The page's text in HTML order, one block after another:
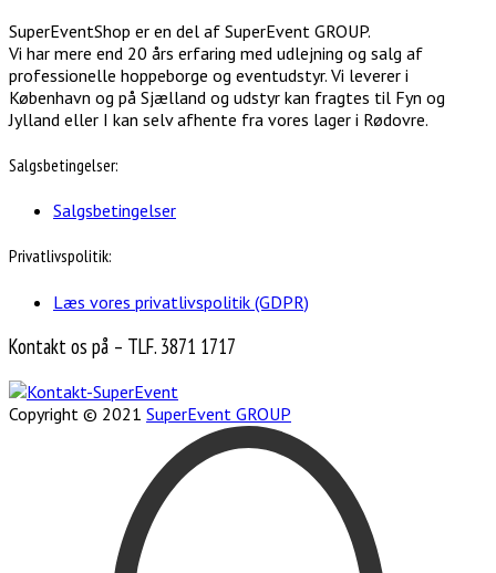
SuperEventShop er en del af SuperEvent GROUP.
Vi har mere end 20 års erfaring med udlejning og salg af
professionelle hoppeborge og eventudstyr. Vi leverer i
København og på Sjælland og udstyr kan fragtes til Fyn og
Jylland eller I kan selv afhente fra vores lager i Rødovre.
Salgsbetingelser:
Salgsbetingelser
Privatlivspolitik:
Læs vores privatlivspolitik (GDPR)
Kontakt os på – TLF. 3871 1717
Copyright © 2021 SuperEvent GROUP